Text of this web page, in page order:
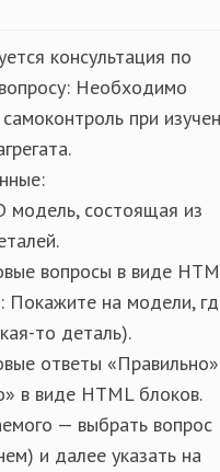
консультация по
Необходимо
при
модель, состоящая из
вопросы в виде
Покажите на модели,
то деталь).
ответы
в виде HTML блоков.
— выбрать вопрос
и далее указать на